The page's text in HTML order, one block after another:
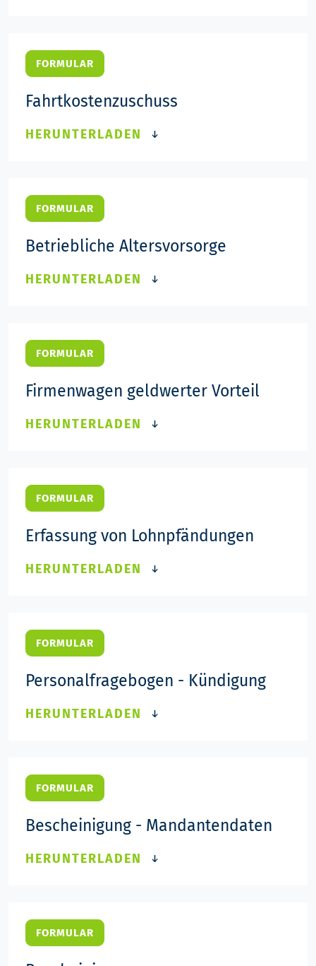
FORMULAR
Fahrtkostenzuschuss
HERUNTERLADEN
FORMULAR
Betriebliche Altersvorsorge
HERUNTERLADEN
FORMULAR
Firmenwagen geldwerter Vorteil
HERUNTERLADEN
FORMULAR
Erfassung von Lohnpfändungen
HERUNTERLADEN
FORMULAR
Personalfragebogen - Kündigung
HERUNTERLADEN
FORMULAR
Bescheinigung - Mandantendaten
HERUNTERLADEN
FORMULAR